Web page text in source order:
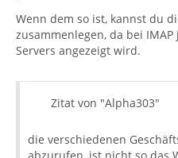
Wenn dem so ist, kannst du
zusammenlegen, da bei
Servers angezeigt wird.
Zitat von "Alpha303"
die verschiedenen